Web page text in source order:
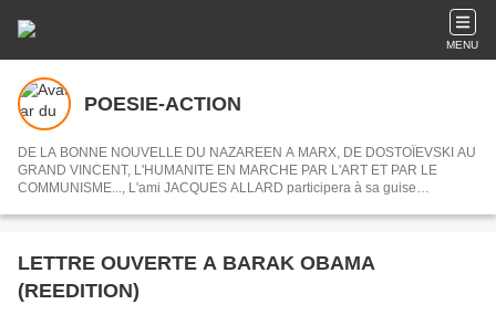
MENU
POESIE-ACTION
DE LA BONNE NOUVELLE DU NAZAREEN A MARX, DE DOSTOÏEVSKI AU
GRAND VINCENT, L'HUMANITE EN MARCHE PAR L'ART ET PAR LE
COMMUNISME..., L'ami JACQUES ALLARD participera à sa guise
articles choisis.
LETTRE OUVERTE A BARAK OBAMA
(REEDITION)